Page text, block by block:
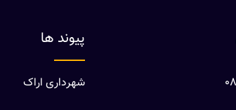
پیوند ها
شهرداری اراک